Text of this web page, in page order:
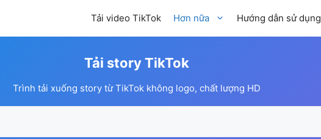
Tải video TikTok Hơn nữa Hướng dẫn sử dụng
Tải story TikTok
Trình tải xuống story từ TikTok không logo, chất lượng HD